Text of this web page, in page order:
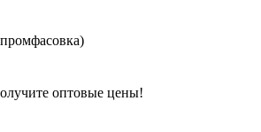
оптовые цены!